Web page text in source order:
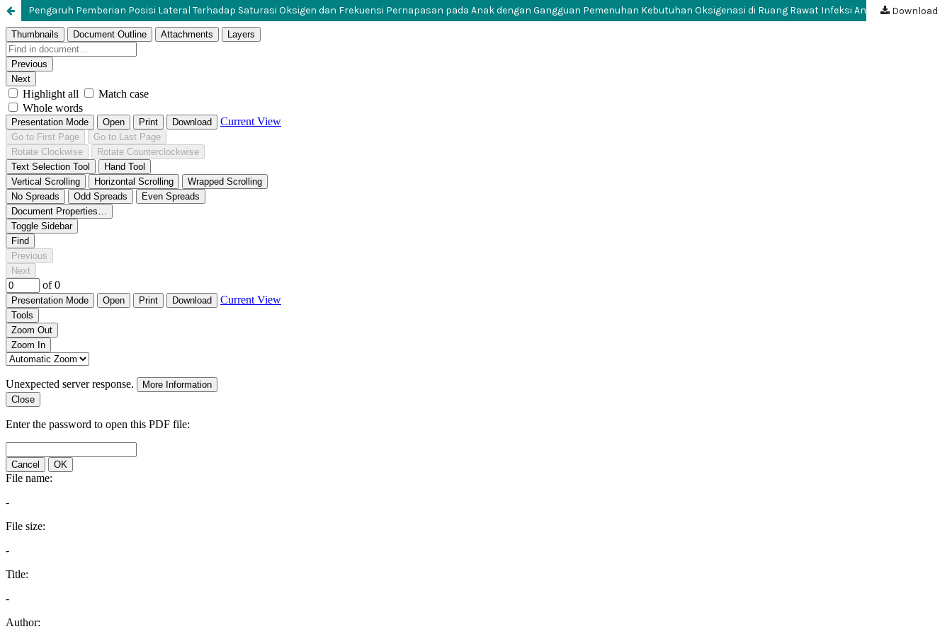
Pengaruh Pemberian Posisi Lateral Terhadap Saturasi Oksigen dan Frekuensi Pernapasan pada Anak dengan Gangguan Pemenuhan Kebutuhan Oksigenasi di Ruang Rawat Infeksi Anak Download